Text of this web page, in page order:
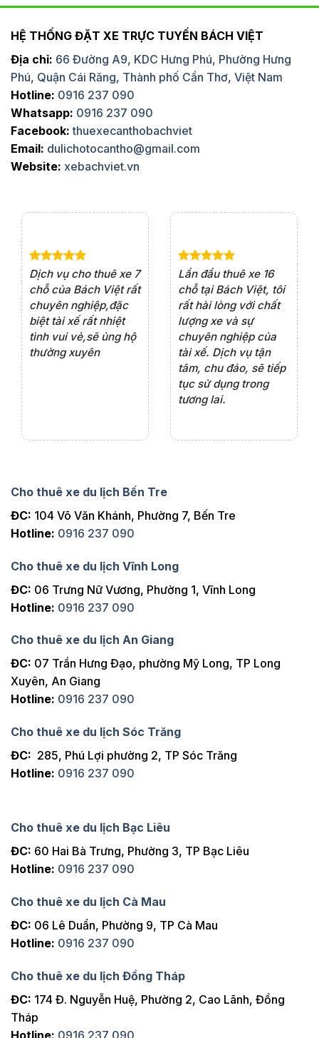
HỆ THỐNG ĐẶT XE TRỰC TUYẾN BÁCH VIỆT
Địa chỉ: 66 Đường A9, KDC Hưng Phú, Phường Hưng
Phú, Quận Cái Răng, Thành phố Cần Thơ, Việt Nam
Hotline: 0916 237 090
Whatsapp: 0916 237 090
Facebook: thuexecanthobachviet
Email: dulichotocantho@gmail.com
Website: xebachviet.vn
Dịch vụ cho thuê xe 7
chỗ của Bách Việt rất
chuyên nghiệp,đặc
biệt tài xế rất nhiệt
tình vui vẻ,sẽ ủng hộ
thường xuyên
Lần đầu thuê xe 16
chỗ tại Bách Việt, tôi
rất hài lòng với chất
lượng xe và sự
chuyên nghiệp của
tài xế. Dịch vụ tận
tâm, chu đáo, sẽ tiếp
tục sử dụng trong
tương lai.
Cho thuê xe du lịch Bến Tre
ĐC: 104 Võ Văn Khánh, Phường 7, Bến Tre
Hotline: 0916 237 090
Cho thuê xe du lịch Vĩnh Long
ĐC: 06 Trưng Nữ Vương, Phường 1, Vĩnh Long
Hotline: 0916 237 090
Cho thuê xe du lịch An Giang
ĐC: 07 Trần Hưng Đạo, phường Mỹ Long, TP Long
Xuyên, An Giang
Hotline: 0916 237 090
Cho thuê xe du lịch Sóc Trăng
ĐC: 285, Phú Lợi phường 2, TP Sóc Trăng
Hotline: 0916 237 090
Cho thuê xe du lịch Bạc Liêu
ĐC: 60 Hai Bà Trưng, Phường 3, TP Bạc Liêu
Hotline: 0916 237 090
Cho thuê xe du lịch Cà Mau
ĐC: 06 Lê Duẩn, Phường 9, TP Cà Mau
Hotline: 0916 237 090
Cho thuê xe du lịch Đồng Tháp
ĐC: 174 Đ. Nguyễn Huệ, Phường 2, Cao Lãnh, Đồng
Tháp
Hotline: 0916 237 090